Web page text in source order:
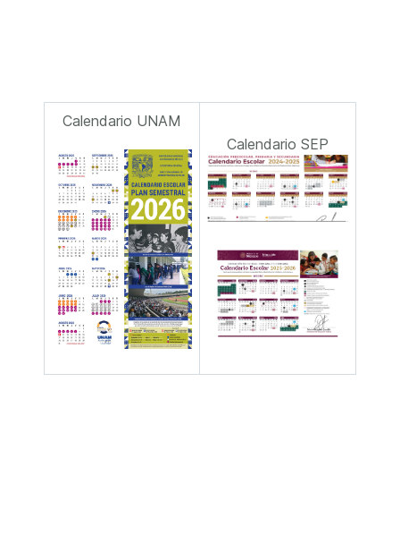
Calendario UNAM
Calendario SEP